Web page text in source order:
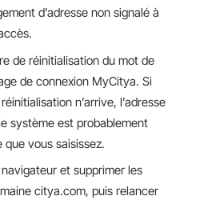
d’adresse non signalé à
de réinitialisation du mot de
de connexion MyCitya. Si
n’arrive, l’adresse
système est probablement
vous saisissez.
et supprimer les
citya.com, puis relancer